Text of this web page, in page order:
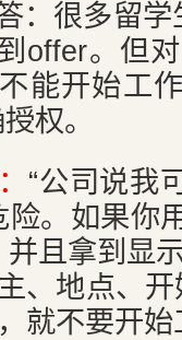
：很多留
offer。但
能开始工
权。
“公司说我
险。如果你
且拿到显
、地点、
就不要开始